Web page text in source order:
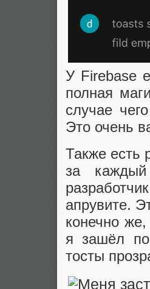
У Firebase
полная
случае
Это очень
Также есть
за
апрувите.
конечно
я зашёл
тосты